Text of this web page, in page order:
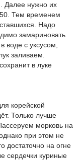
Далее нужно их
50. Тем временем
Надо
замариновать
воде с уксусом,
заливаем.
в луке
корейской
Только лучше
морковь на
при этом не
достаточно на огне
сердечки куриные